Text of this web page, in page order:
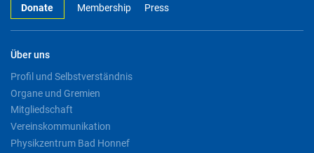
Donate Membership Press
Über uns
Profil und Selbstverständnis
Organe und Gremien
Mitgliedschaft
Vereinskommunikation
Physikzentrum Bad Honnef